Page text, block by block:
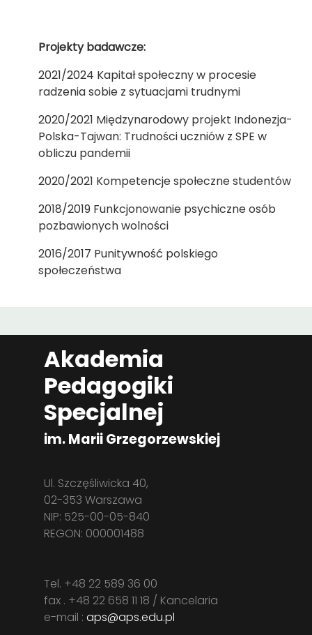
Projekty badawcze:
2021/2024 Kapitał społeczny w procesie
radzenia sobie z sytuacjami trudnymi
2020/2021 Międzynarodowy projekt Indonezja-
Polska-Tajwan: Trudności uczniów z SPE w
obliczu pandemii
2020/2021 Kompetencje społeczne studentów
2018/2019 Funkcjonowanie psychiczne osób
pozbawionych wolności
2016/2017 Punitywność polskiego
społeczeństwa
Akademia
Pedagogiki
Specjalnej
im. Marii Grzegorzewskiej
Ul. Szczęśliwicka 40,
02-353 Warszawa
NIP: 525-00-05-840
REGON: 000001488
Tel. +48 22 589 36 00
fax . +48 22 658 11 18 / Kancelaria
e-mail : aps@aps.edu.pl